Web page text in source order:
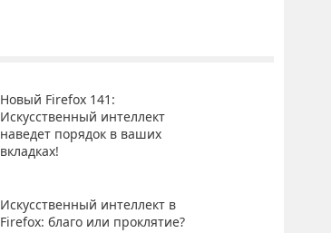
Новый Firefox 141:
Искусственный интеллект
наведет порядок в ваших
вкладках!
Искусственный интеллект в
Firefox: благо или проклятие?